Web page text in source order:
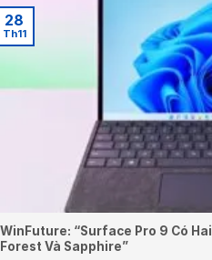
WinFuture: “Surface Pro 9 Có
Forest Và Sapphire”
28
Th11